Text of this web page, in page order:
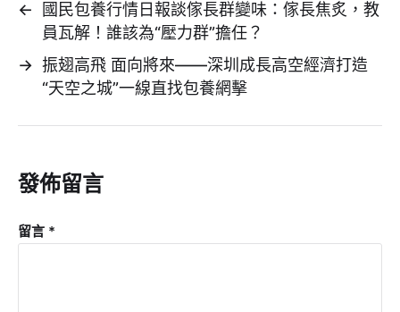
←
國民包養行情日報談傢長群變味：傢長焦炙，教
員瓦解！誰該為“壓力群”擔任？
→ 振翅高飛 面向將來——深圳成長高空經濟打造
“天空之城”一線直找包養網擊
發佈留言
留言 *